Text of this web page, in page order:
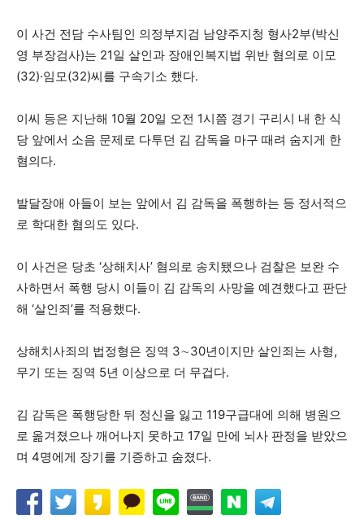
이 사건 전담 수사팀인 의정부지검 남양주지청 형사2부(박신
영 부장검사)는 21일 살인과 장애인복지법 위반 혐의로 이모
(32)·임모(32)씨를 구속기소 했다.
이씨 등은 지난해 10월 20일 오전 1시쯤 경기 구리시 내 한 식
당 앞에서 소음 문제로 다투던 김 감독을 마구 때려 숨지게 한
혐의다.
발달장애 아들이 보는 앞에서 김 감독을 폭행하는 등 정서적으
로 학대한 혐의도 있다.
이 사건은 당초 ‘상해치사’ 혐의로 송치됐으나 검찰은 보완 수
사하면서 폭행 당시 이들이 김 감독의 사망을 예견했다고 판단
해 ‘살인죄’를 적용했다.
상해치사죄의 법정형은 징역 3∼30년이지만 살인죄는 사형,
무기 또는 징역 5년 이상으로 더 무겁다.
김 감독은 폭행당한 뒤 정신을 잃고 119구급대에 의해 병원으
로 옮겨졌으나 깨어나지 못하고 17일 만에 뇌사 판정을 받았으
며 4명에게 장기를 기증하고 숨졌다.